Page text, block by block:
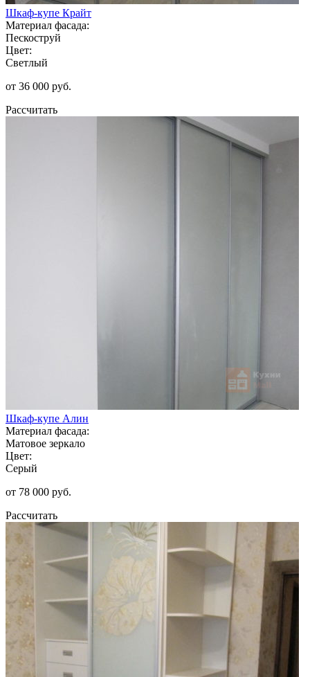
Шкаф-купе Крайт
Материал фасада:
Пескоструй
Цвет:
Светлый
от 36 000 руб.
Рассчитать
Шкаф-купе Алин
Материал фасада:
Матовое зеркало
Цвет:
Серый
от 78 000 руб.
Рассчитать